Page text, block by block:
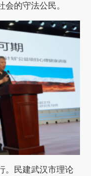
的守法公民。
。民建武汉市理论